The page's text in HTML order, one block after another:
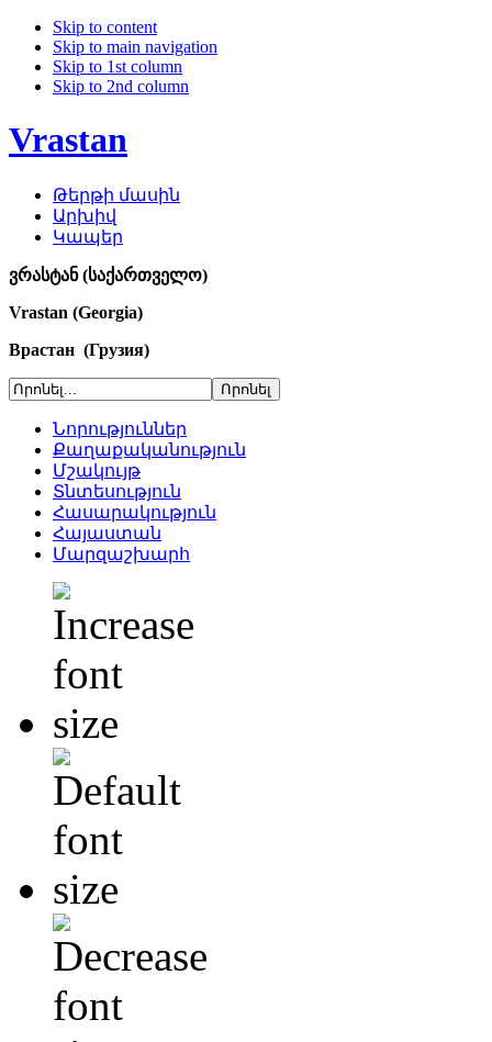
Skip to content
Skip to main navigation
Skip to 1st column
Skip to 2nd column
Vrastan
Թերթի մասին
Արխիվ
Կապեր
ვრასტან (საქართველო)
Vrastan (Georgia)
Врастан (Грузия)
Նորություններ
Քաղաքականություն
Մշակույթ
Տնտեսություն
Հասարակություն
Հայաստան
Մարզաշխարհ